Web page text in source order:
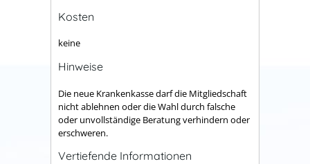
Kosten
keine
Hinweise
Die neue Krankenkasse darf die Mitgliedschaft
nicht ablehnen oder die Wahl durch falsche
oder unvollständige Beratung verhindern oder
erschweren.
Vertiefende Informationen